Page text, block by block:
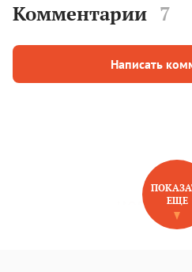
Комментарии 7
Написать
НОВОЕ НА
ЕЩЕ